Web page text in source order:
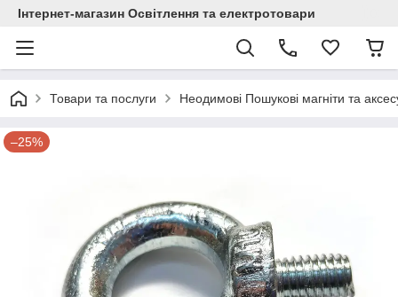
Інтернет-магазин Освітлення та електротовари
Товари та послуги Неодимові Пошукові магніти та
–25%